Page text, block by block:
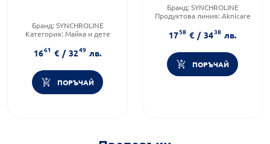
Бранд: SYNCHROLINE
Категория: Майка и дете
1661 € / 3249 лв.
ПОРЪЧАЙ
Бранд: SYNCHROLINE
Продуктова линия: Aknicare
козметика
1758 € / 3438 лв.
ПОРЪЧАЙ